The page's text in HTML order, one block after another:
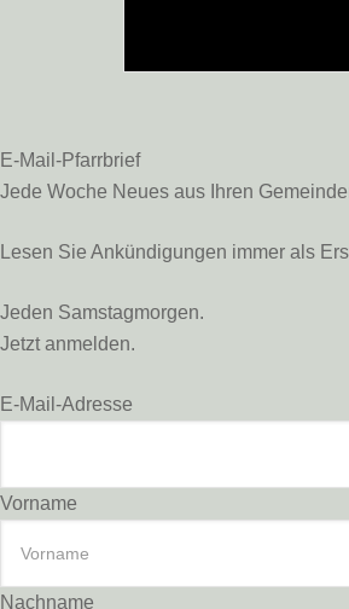
E-Mail-Pfarrbrief
Jede Woche Neues aus Ihren
Lesen Sie Ankündigungen immer als
Jeden Samstagmorgen.
Jetzt anmelden.
E-Mail-Adresse
Vorname
Nachname